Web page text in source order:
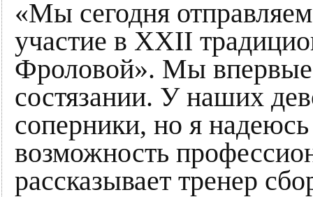
«Мы сегодня
участие в XXII
Фроловой». Мы впервые
состязании. У наших
соперники, но я
возможность
рассказывает тренер